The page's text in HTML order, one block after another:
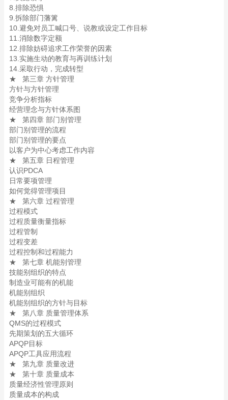
8.排除恐惧
9.拆除部门藩篱
10.避免对员工喊口号、说教或设定工作目标
11.消除数字定额
12.排除妨碍追求工作荣誉的因素
13.实施生动的教育与再训练计划
14.采取行动，完成转型
★ 第三章 方针管理
方针与方针管理
竞争分析指标
经营理念与方针体系图
★ 第四章 部门别管理
部门别管理的流程
部门别管理的要点
以客户为中心考虑工作内容
★ 第五章 日程管理
认识PDCA
日常要项管理
如何觉得管理项目
★ 第六章 过程管理
过程模式
过程质量衡量指标
过程管制
过程变差
过程控制和过程能力
★ 第七章 机能别管理
技能别组织的特点
制造业可能有的机能
机能别组织
机能别组织的方针与目标
★ 第八章 质量管理体系
QMS的过程模式
先期策划的五大循环
APQP目标
APQP工具应用流程
★ 第九章 质量改进
★ 第十章 质量成本
质量经济性管理原则
质量成本的构成